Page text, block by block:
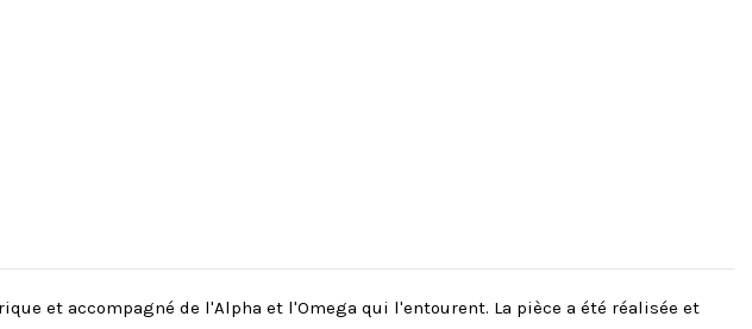
et accompagné de l'Alpha et l'Omega qui l'entourent. La pièce a été réalisée et